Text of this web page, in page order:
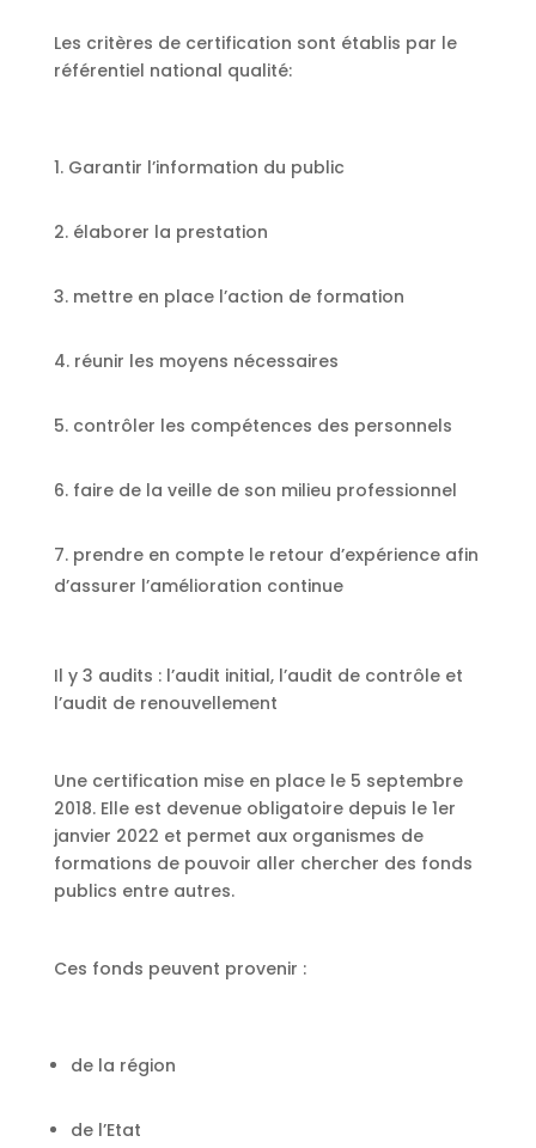
Les critères de certification sont établis par le
référentiel national qualité:
Garantir l’information du public
élaborer la prestation
mettre en place l’action de formation
réunir les moyens nécessaires
contrôler les compétences des personnels
faire de la veille de son milieu professionnel
prendre en compte le retour d’expérience afin
d’assurer l’amélioration continue
Il y 3 audits : l’audit initial, l’audit de contrôle et
l’audit de renouvellement
Une certification mise en place le 5 septembre
2018. Elle est devenue obligatoire depuis le 1er
janvier 2022 et permet aux organismes de
formations de pouvoir aller chercher des fonds
publics entre autres.
Ces fonds peuvent provenir :
de la région
de l’Etat